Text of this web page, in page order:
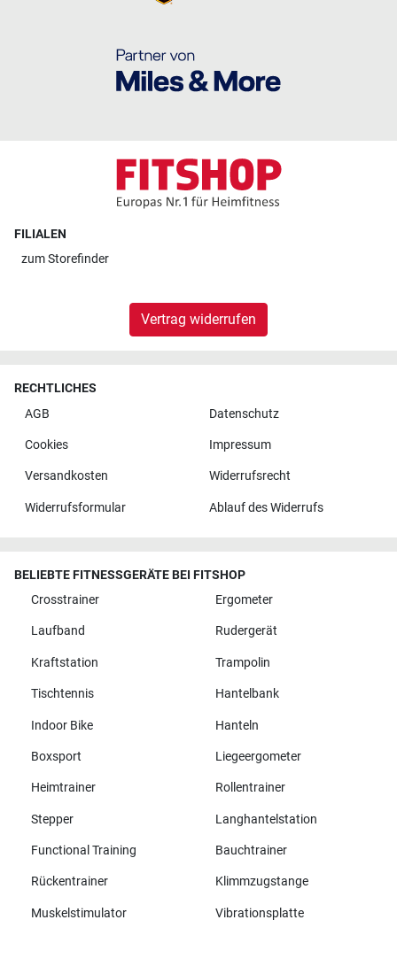
FILIALEN
zumStorefinder
Vertrag widerrufen
RECHTLICHES
AGB
Datenschutz
Cookies Impressum
Versandkosten Widerrufsrecht
Widerrufsformular Ablauf des Widerrufs
BELIEBTE FITNESSGERÄTE BEI FITSHOP
Crosstrainer
Ergometer
Laufband Rudergerät
Kraftstation Trampolin
Tischtennis Hantelbank
Indoor Bike Hanteln
Boxsport Liegeergometer
Heimtrainer Rollentrainer
Stepper Langhantelstation
Functional Training Bauchtrainer
Rückentrainer Klimmzugstange
Muskelstimulator Vibrationsplatte